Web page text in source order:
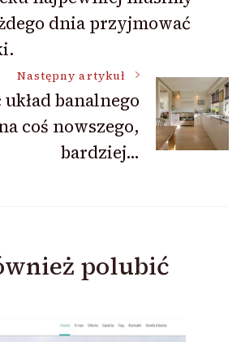
dnia przyjmować
Następny artykuł
banalnego
coś nowszego,
bardziej…
polubić